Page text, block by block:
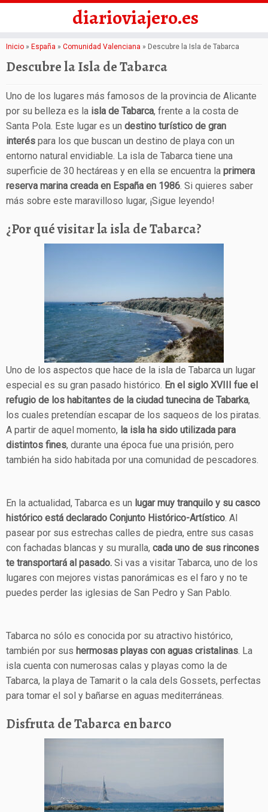
Saltar
al
diarioviajero.es
Inicio » España » Comunidad Valenciana » Descubre la Isla de Tabarca
Descubre la Isla de Tabarca
Uno de los lugares más famosos de la provincia de Alicante
por su belleza es la isla de Tabarca, frente a la costa de
Santa Pola. Este lugar es un destino turístico de gran
interés para los que buscan un destino de playa con un
entorno natural envidiable. La isla de Tabarca tiene una
superficie de 30 hectáreas y en ella se encuentra la primera
reserva marina creada en España en 1986. Si quieres saber
más sobre este maravilloso lugar, ¡Sigue leyendo!
¿Por qué visitar la isla de Tabarca?
Uno de los aspectos que hace de la isla de Tabarca un lugar
especial es su gran pasado histórico. En el siglo XVIII fue el
refugio de los habitantes de la ciudad tunecina de Tabarka,
los cuales pretendían escapar de los saqueos de los piratas.
A partir de aquel momento, la isla ha sido utilizada para
distintos fines, durante una época fue una prisión, pero
también ha sido habitada por una comunidad de pescadores.
En la actualidad, Tabarca es un lugar muy tranquilo y su casco
histórico está declarado Conjunto Histórico-Artístico. Al
pasear por sus estrechas calles de piedra, entre sus casas
con fachadas blancas y su muralla, cada uno de sus rincones
te transportará al pasado. Si vas a visitar Tabarca, uno de los
lugares con mejores vistas panorámicas es el faro y no te
puedes perder las iglesias de San Pedro y San Pablo.
Tabarca no sólo es conocida por su atractivo histórico,
también por sus hermosas playas con aguas cristalinas. La
isla cuenta con numerosas calas y playas como la de
Tabarca, la playa de Tamarit o la cala dels Gossets, perfectas
para tomar el sol y bañarse en aguas mediterráneas.
Disfruta de Tabarca en barco